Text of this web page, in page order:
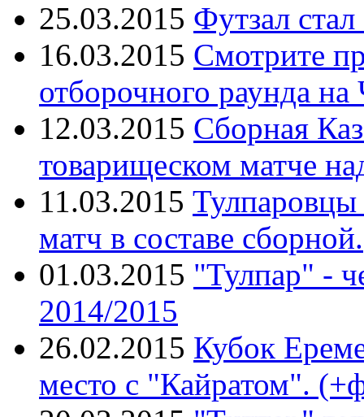
25.03.2015 Футзал
16.03.2015 Смотрите
отборочного раунда
12.03.2015 Сборная
товарищеском матче
11.03.2015 Тулпаровцы
матч в составе сборной.
01.03.2015 "Тулпар" -
2014/2015
26.02.2015 Кубок
место с "Кайратом".